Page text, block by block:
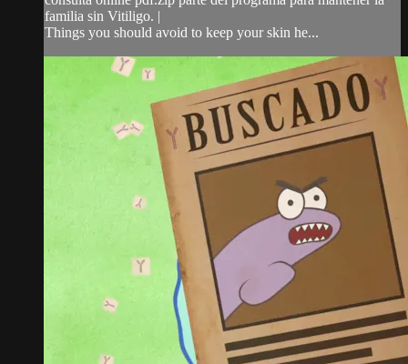
familia sin Vitiligo. |
Things you should avoid to keep your skin he...